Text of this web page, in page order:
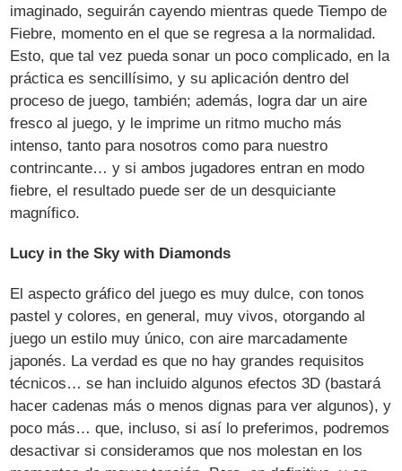
imaginado, seguirán cayendo mientras quede Tiempo de
Fiebre, momento en el que se regresa a la normalidad.
Esto, que tal vez pueda sonar un poco complicado, en la
práctica es sencillísimo, y su aplicación dentro del
proceso de juego, también; además, logra dar un aire
fresco al juego, y le imprime un ritmo mucho más
intenso, tanto para nosotros como para nuestro
contrincante… y si ambos jugadores entran en modo
fiebre, el resultado puede ser de un desquiciante
magnífico.
Lucy in the Sky with Diamonds
El aspecto gráfico del juego es muy dulce, con tonos
pastel y colores, en general, muy vivos, otorgando al
juego un estilo muy único, con aire marcadamente
japonés. La verdad es que no hay grandes requisitos
técnicos… se han incluido algunos efectos 3D (bastará
hacer cadenas más o menos dignas para ver algunos), y
poco más… que, incluso, si así lo preferimos, podremos
desactivar si consideramos que nos molestan en los